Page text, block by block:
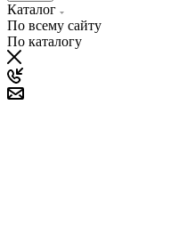
Каталог
По всему сайту
По каталогу